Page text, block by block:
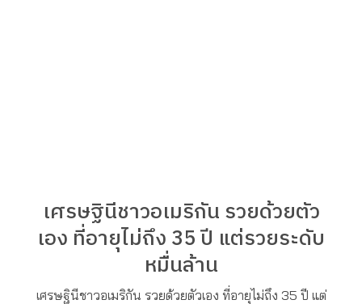
เศรษฐินีชาวอเมริกัน รวยด้วยตัว
เอง ที่อายุไม่ถึง 35 ปี แต่รวยระดับ
หมื่นล้าน
เศรษฐินีชาวอเมริกัน รวยด้วยตัวเอง ที่อายุไม่ถึง 35 ปี แต่